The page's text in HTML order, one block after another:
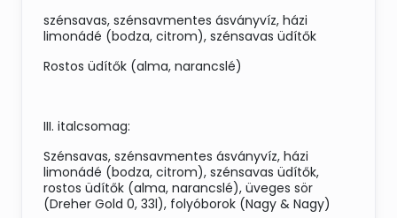
szénsavas, szénsavmentes ásványvíz, házi
limonádé (bodza, citrom), szénsavas üdítők
Rostos üdítők (alma, narancslé)
III. italcsomag:
Szénsavas, szénsavmentes ásványvíz, házi
limonádé (bodza, citrom), szénsavas üdítők,
rostos üdítők (alma, narancslé), üveges sör
(Dreher Gold 0, 33l), folyóborok (Nagy & Nagy)